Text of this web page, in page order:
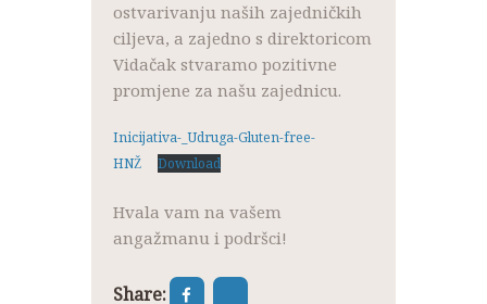
ostvarivanju naših zajedničkih
ciljeva, a zajedno s direktoricom
Vidačak stvaramo pozitivne
promjene za našu zajednicu.
Inicijativa-_Udruga-Gluten-free-
HNŽ
Download
Hvala vam na vašem
angažmanu i podršci!
Share: